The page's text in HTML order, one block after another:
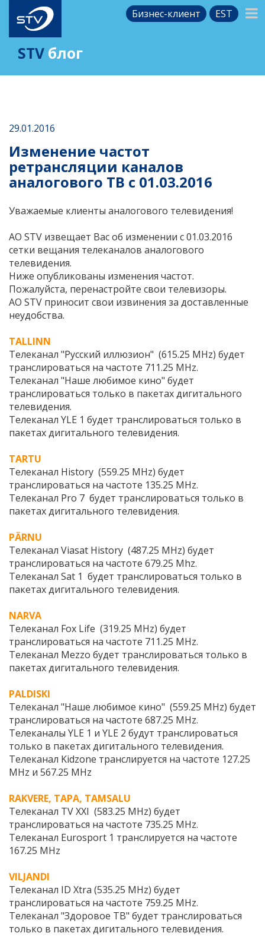
Бизнес-клиент EST
STV блог
29.01.2016
Изменение частот
ретрансляции каналов
аналогового ТВ с 01.03.2016
Уважаемые клиенты аналогового телевидения!
АО STV извещает Вас об изменении с 01.03.2016
сетки вещания телеканалов аналогового
телевидения.
Ниже опубликованы изменения частот.
Пожалуйста, перенастройте свои телевизоры.
АО STV приносит свои извинения за доставленные
неудобства.
TALLINN
Телеканал "Русский иллюзион" (615.25 MHz) будет
транслироваться на частоте 711.25 MHz.
Телеканал "Наше любимое кино" будет
транслироваться только в пакетах дигитального
телевидения.
Телеканал YLE 1 будет транслироваться только в
пакетах дигитального телевидения.
TARTU
Телеканал History (559.25 MHz) будет
транслироваться на частоте 135.25 MHz.
Телеканал Pro 7 будет транслироваться только в
пакетах дигитального телевидения.
PÄRNU
Телеканал Viasat History (487.25 MHz) будет
транслироваться на частоте 679.25 Mhz.
Телеканал Sat 1 будет транслироваться только в
пакетах дигитального телевидения.
NARVA
Телеканал Fox Life (319.25 MHz) будет
транслироваться на частоте 711.25 MHz.
Телеканал Mezzo будет транслироваться только в
пакетах дигитального телевидения.
PALDISKI
Телеканал "Наше любимое кино" (559.25 MHz) будет
транслироваться на частоте 687.25 MHz.
Телеканалы YLE 1 и YLE 2 будут транслироваться
только в пакетах дигитального телевидения.
Телеканал Kidzone транслируется на частоте 127.25
MHz и 567.25 MHz
RAKVERE, TAPA, TAMSALU
Телеканал TV XXI (583.25 MHz) будет
транслироваться на частоте 735.25 MHz.
Телеканал Eurosport 1 транслируется на частоте
167.25 MHz
VILJANDI
Телеканал ID Xtra (535.25 MHz) будет
транслироваться на частоте 759.25 MHz.
Телеканал "Здоровое ТВ" будет транслироваться
только в пакетах дигитального телевидения.